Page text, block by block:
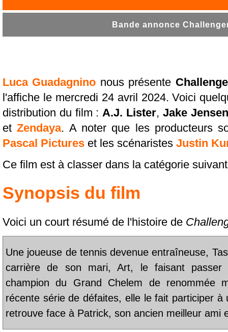
Bande annonce
Luca Guadagnino nous présente
l'affiche le mercredi 24 avril 2024. Voici
distribution du film :A.J. Lister, Jake Jensen
etZendaya. A noter que les producteurs
Pascal Pictures et les scénaristes Justin
Ce film est à classer dans la catégorie
Synopsis du film
Voici un court résumé de l'histoire de
Une joueuse de tennis devenue entraîneuse,
carrière de son mari, Art, le faisant passer
champion du Grand Chelem de renommée
récente série de défaites, elle le fait participer à
retrouve face à Patrick, son ancien meilleur ami